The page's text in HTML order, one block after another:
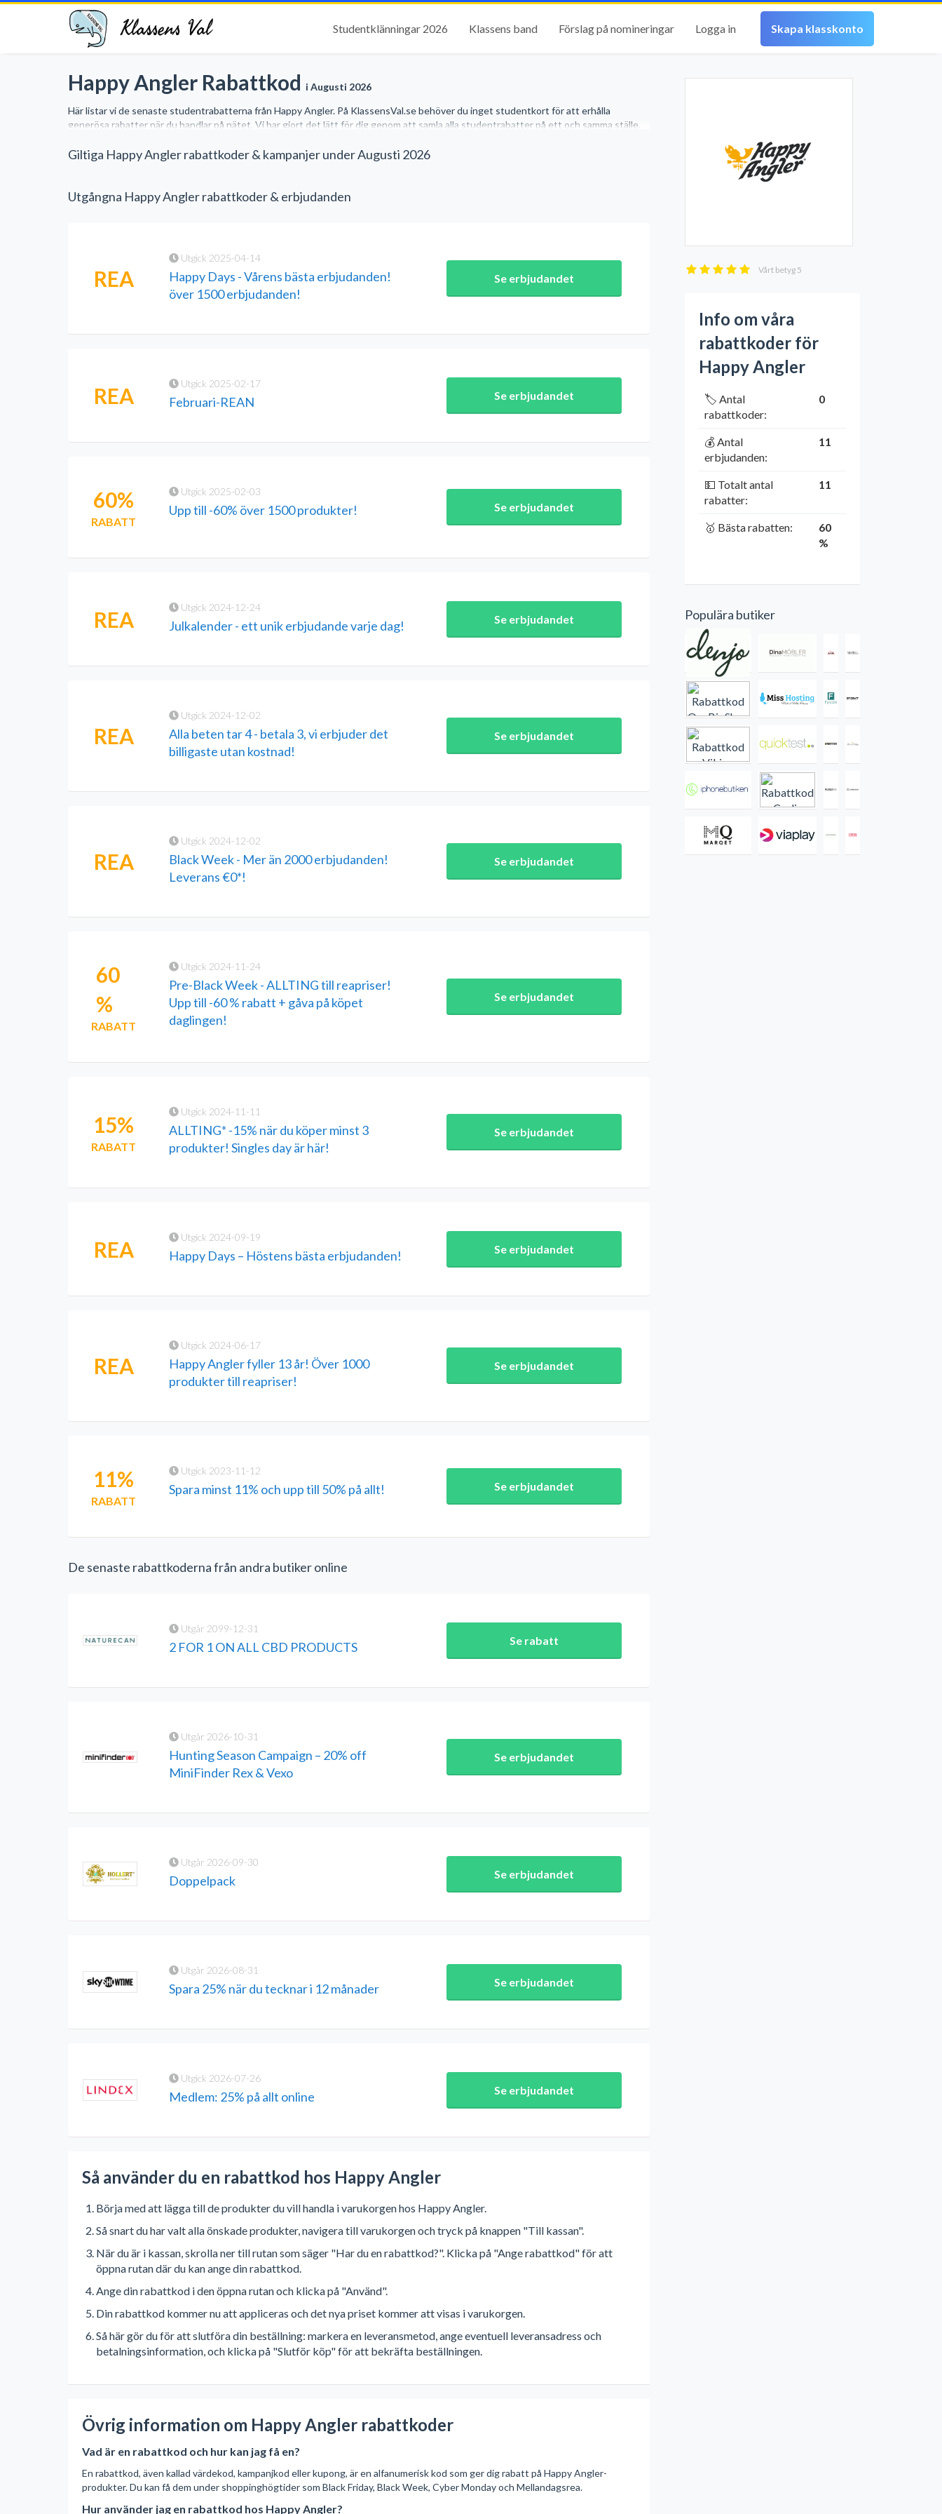
Klassens Val Studentklänningar 2026 Klassens band Förslag på nomineringar Logga in Skapa klasskonto
Happy Angler Rabattkod i Augusti 2026
Här listar vi de senaste studentrabatterna från Happy Angler. På KlassensVal.se behöver du inget studentkort för att erhålla
generösa rabatter när du handlar på nätet. Vi har gjort det lätt för dig genom att samla alla studentrabatter på ett och samma ställe.
Giltiga Happy Angler rabattkoder & kampanjer under Augusti 2026
Utgångna Happy Angler rabattkoder & erbjudanden
Utgick 2025-04-14
REA
Happy Days - Vårens bästa erbjudanden!
över 1500 erbjudanden!
Se erbjudandet
Utgick 2025-02-17
REA Februari-REAN Se erbjudandet
Utgick 2025-02-03
60%
RABATT
Upp till -60% över 1500 produkter! Se erbjudandet
Utgick 2024-12-24
REA Julkalender - ett unik erbjudande varje dag! Se erbjudandet
Utgick 2024-12-02
REA
Alla beten tar 4 - betala 3, vi erbjuder det
billigaste utan kostnad!
Se erbjudandet
Utgick 2024-12-02
REA
Black Week - Mer än 2000 erbjudanden!
Leverans €0*!
Se erbjudandet
Utgick 2024-11-24
60
%
RABATT
Pre-Black Week - ALLTING till reapriser!
Upp till -60 % rabatt + gåva på köpet
daglingen!
Se erbjudandet
Utgick 2024-11-11
15%
RABATT
ALLTING* -15% när du köper minst 3
produkter! Singles day är här!
Se erbjudandet
Utgick 2024-09-19
REA Happy Days – Höstens bästa erbjudanden! Se erbjudandet
Utgick 2024-06-17
REA
Happy Angler fyller 13 år! Över 1000
produkter till reapriser!
Se erbjudandet
Utgick 2023-11-12
11%
RABATT
Spara minst 11% och upp till 50% på allt! Se erbjudandet
De senaste rabattkoderna från andra butiker online
Utgår 2099-12-31
2 FOR 1 ON ALL CBD PRODUCTS Se rabatt
Utgår 2026-10-31
Hunting Season Campaign – 20% off
MiniFinder Rex & Vexo
Se erbjudandet
Utgår 2026-09-30
Doppelpack Se erbjudandet
Utgår 2026-08-31
Spara 25% när du tecknar i 12 månader Se erbjudandet
Utgick 2026-07-26
Medlem: 25% på allt online Se erbjudandet
Så använder du en rabattkod hos Happy Angler
Börja med att lägga till de produkter du vill handla i varukorgen hos Happy Angler.
Så snart du har valt alla önskade produkter, navigera till varukorgen och tryck på knappen "Till kassan".
När du är i kassan, skrolla ner till rutan som säger "Har du en rabattkod?". Klicka på "Ange rabattkod" för att
öppna rutan där du kan ange din rabattkod.
Ange din rabattkod i den öppna rutan och klicka på "Använd".
Din rabattkod kommer nu att appliceras och det nya priset kommer att visas i varukorgen.
Så här gör du för att slutföra din beställning: markera en leveransmetod, ange eventuell leveransadress och
betalningsinformation, och klicka på "Slutför köp" för att bekräfta beställningen.
Övrig information om Happy Angler rabattkoder
Vad är en rabattkod och hur kan jag få en?
En rabattkod, även kallad värdekod, kampanjkod eller kupong, är en alfanumerisk kod som ger dig rabatt på Happy Angler-
produkter. Du kan få dem under shoppinghögtider som Black Friday, Black Week, Cyber Monday och Mellandagsrea.
Hur använder jag en rabattkod hos Happy Angler?
Vårt betyg 5
Info om våra
rabattkoder för
Happy Angler
🏷️ Antal
rabattkoder:
0
💰 Antal
erbjudanden:
11
💵 Totalt antal
rabatter:
11
🥇 Bästa rabatten:
60
%
Populära butiker